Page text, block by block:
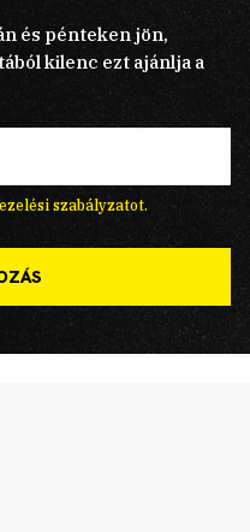
és pénteken jön,
kilenc ezt ajánlja a
szabályzatot.